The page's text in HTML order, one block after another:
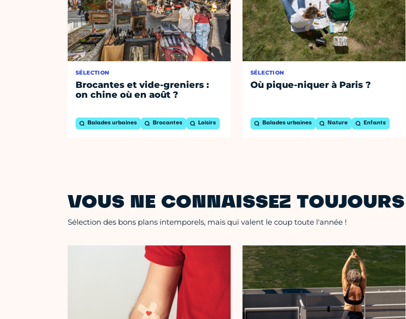
SÉLECTION
Brocantes et vide-greniers :
on chine où en août ?
Balades urbaines Brocantes Loisirs
SÉLECTION
Où pique-niquer à Paris ?
Balades urbaines Nature Enfants
VOUS NE CONNAISSEZ
Sélection des bons plans intemporels, mais qui valent le coup toute l'année !